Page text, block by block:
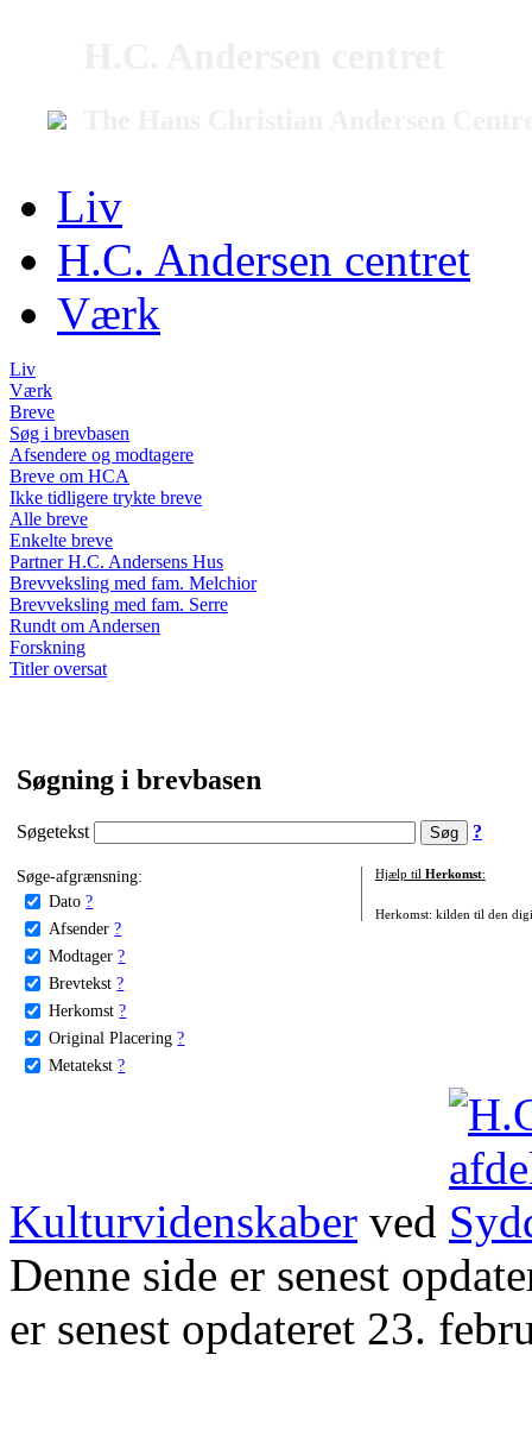
Liv
H.C. Andersen centret
Værk
Liv
Værk
Breve
Søg i brevbasen
Afsendere og modtagere
Breve om HCA
Ikke tidligere trykte breve
Alle breve
Enkelte breve
Partner H.C. Andersens Hus
Brevveksling med fam. Melchior
Brevveksling med fam. Serre
Rundt om Andersen
Forskning
Titler oversat
Søgning i brevbasen
Søgetekst ?
Søge-afgrænsning:
Dato ?
Afsender ?
Modtager ?
Brevtekst ?
Herkomst ?
Original Placering ?
Metatekst ?
Hjælp til Herkomst:
Herkomst: kilden til den
Kulturvidenskaber ved
Denne side er senest
er senest opdateret 23.